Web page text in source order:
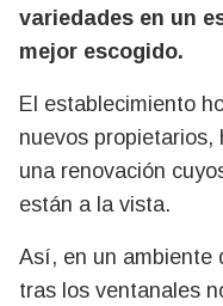
variedades en un
mejor escogido.
El establecimiento
nuevos propietarios,
una renovación
están a la vista.
Así, en un ambiente
tras los ventanales